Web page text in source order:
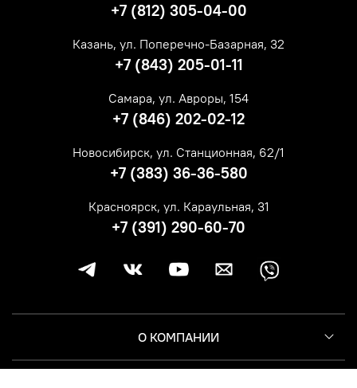
О КОМПАНИИ
+7 (812) 305-04-00
Казань, ул. Поперечно-Базарная, 32
+7 (843) 205-01-11
Самара, ул. Авроры, 154
+7 (846) 202-02-12
Новосибирск, ул. Станционная, 62/1
+7 (383) 36-36-580
Красноярск, ул. Караульная, 31
+7 (391) 290-60-70